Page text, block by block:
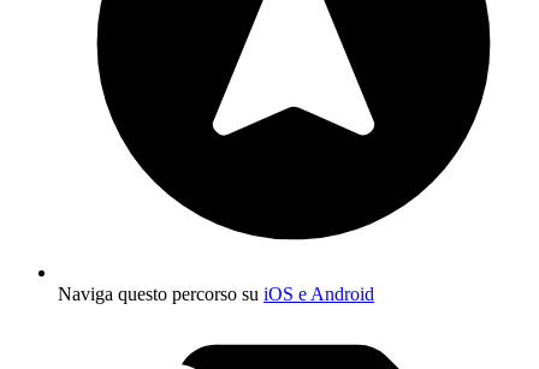
Naviga questo percorso su iOS e Android